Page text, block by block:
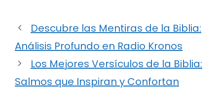
Descubre las Mentiras de la Biblia:
Análisis Profundo en Radio Kronos
Los Mejores Versículos de la Biblia:
Salmos que Inspiran y Confortan